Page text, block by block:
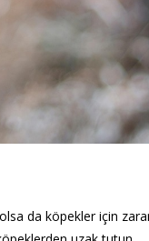
da köpekler için